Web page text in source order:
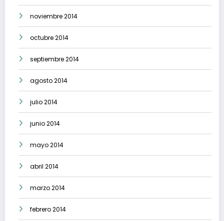
noviembre 2014
octubre 2014
septiembre 2014
agosto 2014
julio 2014
junio 2014
mayo 2014
abril 2014
marzo 2014
febrero 2014